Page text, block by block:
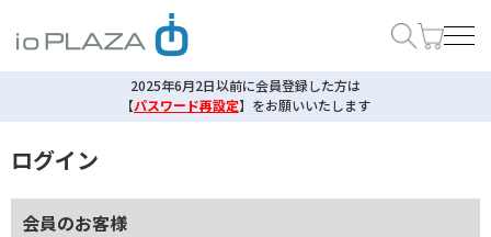
2025年6月2日以前に会員登録した方は
【パスワード再設定】 をお願いいたします
ログイン
会員のお客様